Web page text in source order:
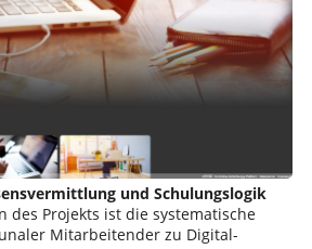
und Schulungslogik
des Projekts ist die systematische
Mitarbeitender zu Digital-